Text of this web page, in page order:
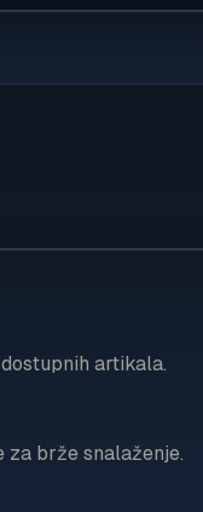
artikala.
za brže snalaženje.